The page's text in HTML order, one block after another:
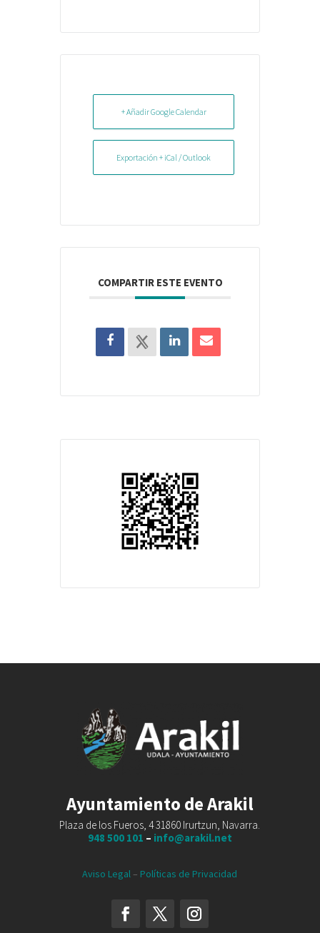
+ Añadir Google Calendar
Exportación + iCal / Outlook
COMPARTIR ESTE EVENTO
Ayuntamiento de Arakil
Plaza de los Fueros, 4 31860 Irurtzun, Navarra.
948 500 101 – info@arakil.net
Aviso Legal– Políticas de Privacidad